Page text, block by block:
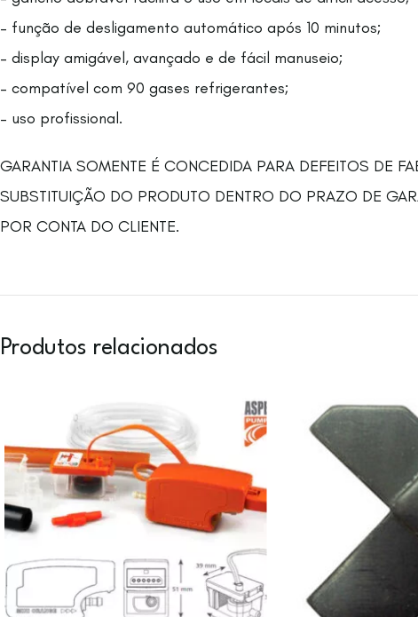
– função de desligamento automático após 10 minutos;
– display amigável, avançado e de fácil manuseio;
– compatível com 90 gases refrigerantes;
– uso profissional.
GARANTIA SOMENTE É CONCEDIDA PARA DEFEITOS DE
SUBSTITUIÇÃO DO PRODUTO DENTRO DO PRAZO DE
POR CONTA DO CLIENTE.
Produtos relacionados